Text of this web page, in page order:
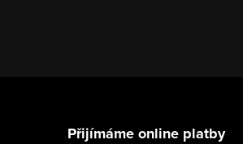
Přijímáme online platby